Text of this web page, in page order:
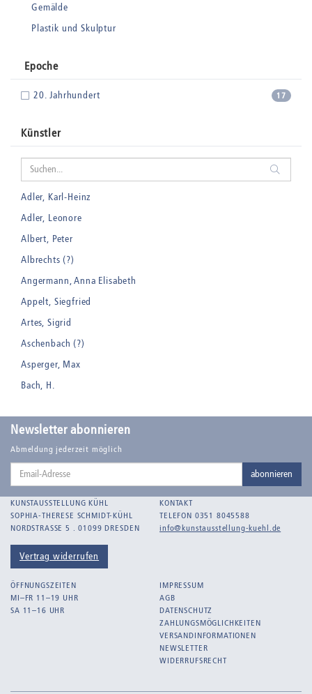
Gemälde
Plastik und Skulptur
Epoche
17
20. Jahrhundert
Künstler
Adler, Karl-Heinz
Adler, Leonore
Albert, Peter
Albrechts (?)
Angermann, Anna Elisabeth
Appelt, Siegfried
Artes, Sigrid
Aschenbach (?)
Asperger, Max
Bach, H.
Balden, Theo , eigentlich Otto Koehler
Balden-Wolff, Annemarie
Bankroth, Bernd
Bankroth, Ursula
Barth, Arthur Julius
Bartnig, Horst
Bartzsch, Paul Kurt
Becker, F.
Beckmann, Max
Newsletter abonnieren
Abmeldung jederzeit möglich
Email-
abonnieren
KUNSTAUSSTELLUNG KÜHL
SOPHIA-THERESE SCHMIDT-KÜHL
NORDSTRASSE 5 . 01099 DRESDEN
Vertrag widerrufen
KONTAKT
TELEFON 0351 8045588
info@kunstausstellung-kuehl.de
ÖFFNUNGSZEITEN
MI–FR 11–19 UHR
SA 11–16 UHR
IMPRESSUM
AGB
DATENSCHUTZ
ZAHLUNGSMÖGLICHKEITEN
VERSANDINFORMATIONEN
NEWSLETTER
WIDERRUFSRECHT